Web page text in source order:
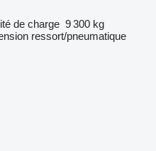
de charge 9 300 kg
ressort/pneumatique